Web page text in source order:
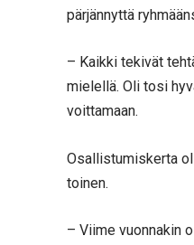
pärjännyttä
– Kaikki tekivät
mielellä. Oli tosi
voittamaan.
Osallistumiskerta
toinen.
– Viime vuonnakin